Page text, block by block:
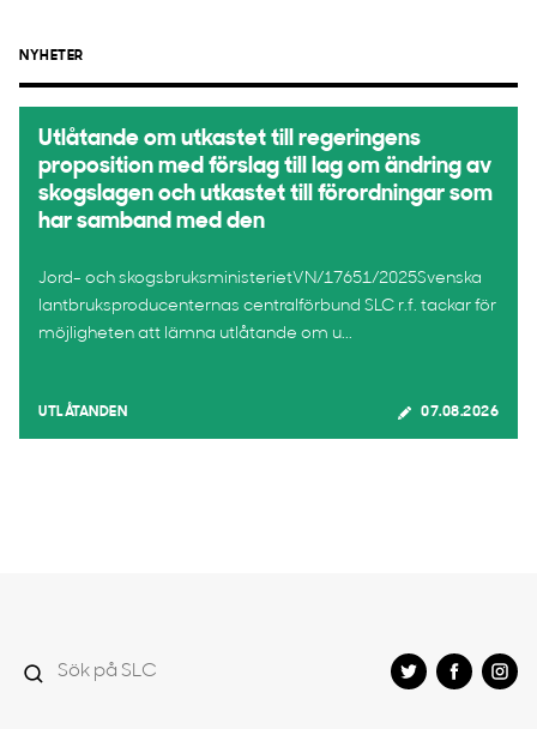
NYHETER
Utlåtande om utkastet till regeringens
proposition med förslag till lag om ändring av
skogslagen och utkastet till förordningar som
har samband med den
Jord- och skogsbruksministerietVN/17651/2025Svenska
lantbruksproducenternas centralförbund SLC r.f. tackar för
möjligheten att lämna utlåtande om u...
UTLÅTANDEN 07.08.2026